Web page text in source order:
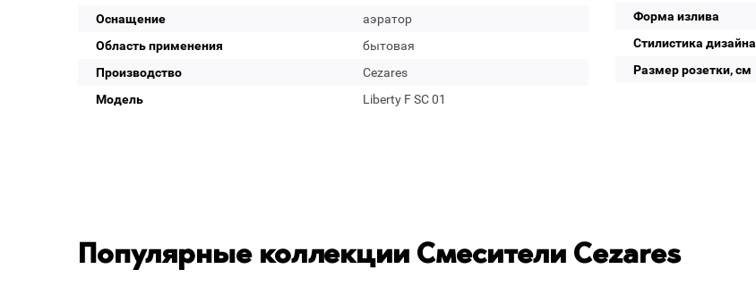
Оснащение
аэратор
Область применения
бытовая
Производство
Cezares
Модель
Liberty F SC 01
Форма излива
Стилистика дизайна
Размер розетки, см
Популярные коллекции Смесители Cezares